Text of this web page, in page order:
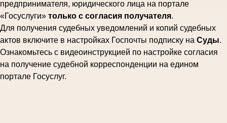
предпринимателя, юридического лица на портале
«Госуслуги» только с согласия получателя.
Для получения судебных уведомлений и копий судебных
актов включите в настройках Госпочты подписку на Суды.
Ознакомьтесь с видеоинструкцией по настройке согласия
на получение судебной корреспонденции на едином
портале Госуслуг.